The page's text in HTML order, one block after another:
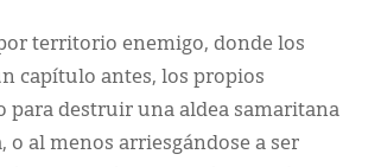
territorio enemigo, donde los
capítulo antes, los propios
para destruir una aldea samaritana
o al menos arriesgándose a ser